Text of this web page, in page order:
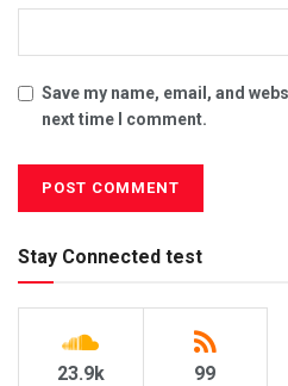
Save my name, email, and
next time I comment.
Stay Connected test
23.9k 99